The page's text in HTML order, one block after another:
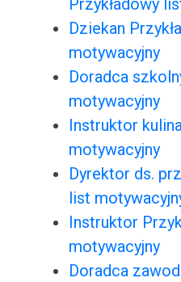
Przykładowy
Dziekan
motywacyjny
Doradca
motywacyjny
Instruktor
motywacyjny
Dyrektor ds.
list
Instruktor
motywacyjny
Doradca